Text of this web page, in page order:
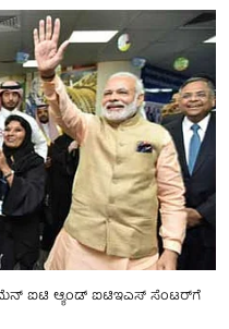
ಐಟಿ ಆ್ಯಂಡ್ ಐಟಿಇಎಸ್ ಸೆಂಟರ್‌ಗೆ